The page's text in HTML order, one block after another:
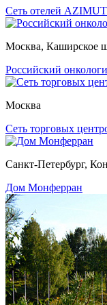
Сеть отелей AZIMUT
Москва, Каширское
Российский
Москва
Сеть торговых
Санкт-Петербург,
Дом Монферран